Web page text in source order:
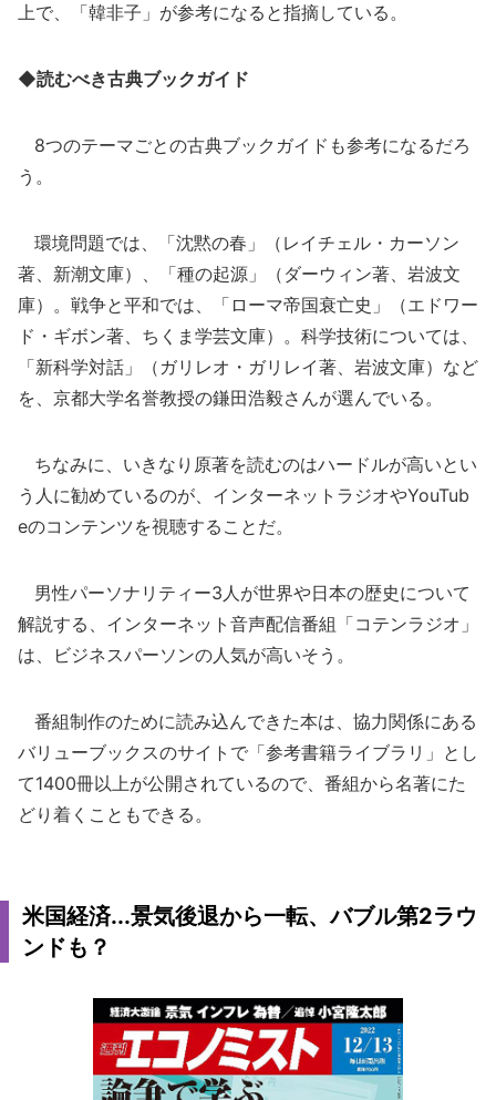
上で、「韓非子」が参考になると指摘している。
◆読むべき古典ブックガイド
8つのテーマごとの古典ブックガイドも参考になるだろ
う。
環境問題では、「沈黙の春」（レイチェル・カーソン
著、新潮文庫）、「種の起源」（ダーウィン著、岩波文
庫）。戦争と平和では、「ローマ帝国衰亡史」（エドワー
ド・ギボン著、ちくま学芸文庫）。科学技術については、
「新科学対話」（ガリレオ・ガリレイ著、岩波文庫）など
を、京都大学名誉教授の鎌田浩毅さんが選んでいる。
ちなみに、いきなり原著を読むのはハードルが高いとい
う人に勧めているのが、インターネットラジオやYouTub
eのコンテンツを視聴することだ。
男性パーソナリティー3人が世界や日本の歴史について
解説する、インターネット音声配信番組「コテンラジオ」
は、ビジネスパーソンの人気が高いそう。
番組制作のために読み込んできた本は、協力関係にある
バリューブックスのサイトで「参考書籍ライブラリ」とし
て1400冊以上が公開されているので、番組から名著にた
どり着くこともできる。
米国経済...景気後退から一転、バブル第2ラウ
ンドも？